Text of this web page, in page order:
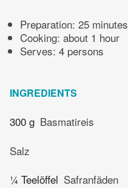
Preparation: 25 minutes
Cooking: about 1 hour
Serves: 4 persons
INGREDIENTS
300 g Basmatireis
Salz
¼ Teelöffel Safranfäden